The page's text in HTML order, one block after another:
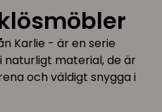
Karlie - är en serie
material, de är
och väldigt snygga i